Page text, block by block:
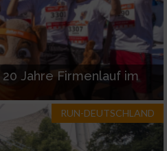
Jahre Firmenlauf im
RUN-DEUTSCHLAND